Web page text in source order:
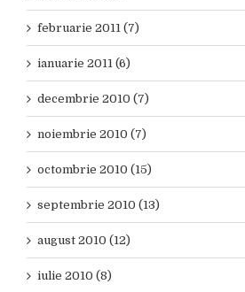
februarie 2011 (7)
ianuarie 2011 (6)
decembrie 2010 (7)
noiembrie 2010 (7)
octombrie 2010 (15)
septembrie 2010 (13)
august 2010 (12)
iulie 2010 (8)